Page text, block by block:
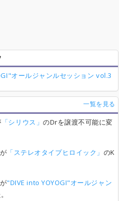
オールジャンルセッション vol.3
一覧を見る
「シリウス」のDrを譲渡不可能に変
「ステレオタイプヒロイック」 のK
"DIVE into YOYOGI"オールジャン